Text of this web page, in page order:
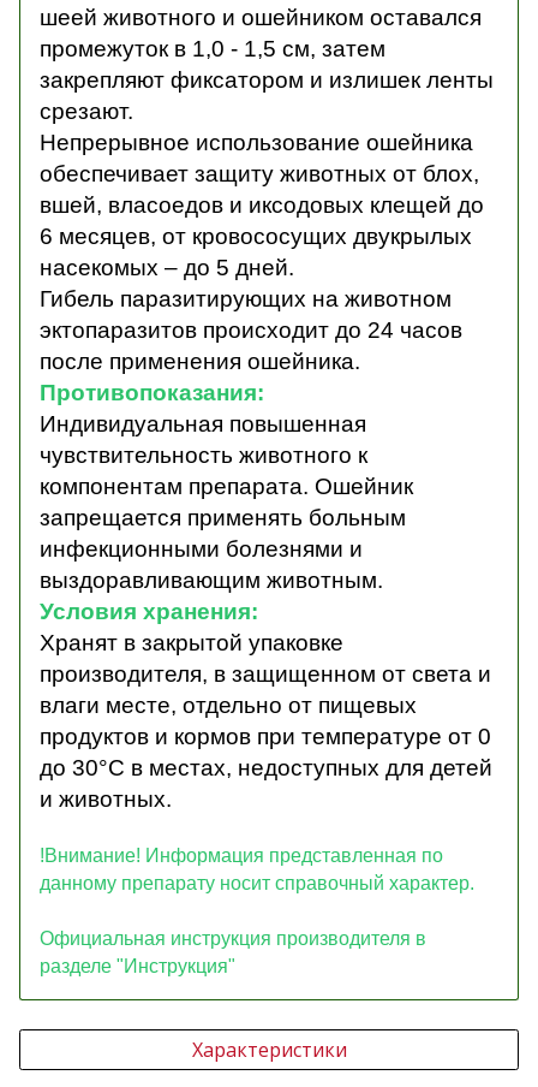
шеей животного и ошейником оставался
промежуток в 1,0 - 1,5 см, затем
закрепляют фиксатором и излишек ленты
срезают.
Непрерывное использование ошейника
обеспечивает защиту животных от блох,
вшей, власоедов и иксодовых клещей до
6 месяцев, от кровососущих двукрылых
насекомых – до 5 дней.
Гибель паразитирующих на животном
эктопаразитов происходит до 24 часов
после применения ошейника.
Противопоказания:
Индивидуальная повышенная
чувствительность животного к
компонентам препарата. Ошейник
запрещается применять больным
инфекционными болезнями и
выздоравливающим животным.
Условия хранения:
Хранят в закрытой упаковке
производителя, в защищенном от света и
влаги месте, отдельно от пищевых
продуктов и кормов при температуре от 0
до 30°С в местах, недоступных для детей
и животных.
!Внимание! Информация представленная по
данному препарату носит справочный характер.
Официальная инструкция производителя в
разделе "Инструкция"
Характеристики